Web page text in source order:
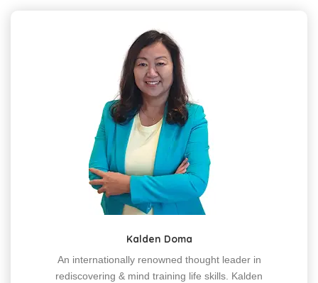
Kalden Doma
An internationally renowned thought leader in
rediscovering & mind training life skills. Kalden